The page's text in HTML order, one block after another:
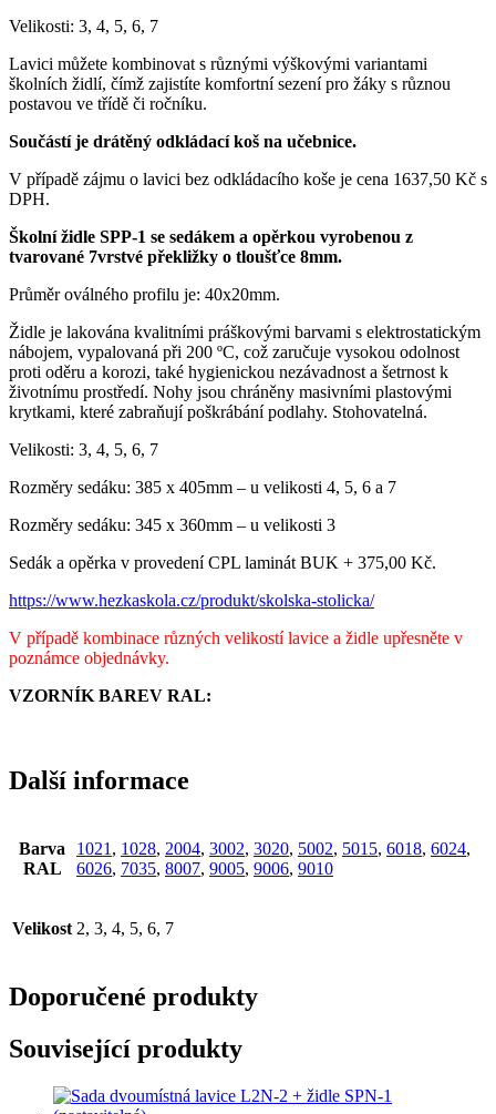
Velikosti: 3, 4, 5, 6, 7
Lavici můžete kombinovat s různými výškovými variantami
školních židlí, čímž zajistíte komfortní sezení pro žáky s různou
postavou ve třídě či ročníku.
Součástí je drátěný odkládací koš na učebnice.
V případě zájmu o lavici bez odkládacího koše je cena 1637,50 Kč s
DPH.
Školní židle SPP-1 se sedákem a opěrkou vyrobenou z
tvarované 7vrstvé překližky o tloušťce 8mm.
Průměr oválného profilu je: 40x20mm.
Židle je lakována kvalitními práškovými barvami s elektrostatickým
nábojem, vypalovaná při 200 ºC, což zaručuje vysokou odolnost
proti oděru a korozi, také hygienickou nezávadnost a šetrnost k
životnímu prostředí. Nohy jsou chráněny masivními plastovými
krytkami, které zabraňují poškrábání podlahy. Stohovatelná.
Velikosti: 3, 4, 5, 6, 7
Rozměry sedáku: 385 x 405mm – u velikosti 4, 5, 6 a 7
Rozměry sedáku: 345 x 360mm – u velikosti 3
Sedák a opěrka v provedení CPL laminát BUK + 375,00 Kč.
https://www.hezkaskola.cz/produkt/skolska-stolicka/
V případě kombinace různých velikostí lavice a židle upřesněte v
poznámce objednávky.
VZORNÍK BAREV RAL:
Další informace
Barva
RAL
1021 , 1028, 2004, 3002, 3020, 5002, 5015, 6018, 6024,
6026, 7035, 8007, 9005, 9006, 9010
Velikost 2, 3, 4, 5, 6, 7
Doporučené produkty
Související produkty